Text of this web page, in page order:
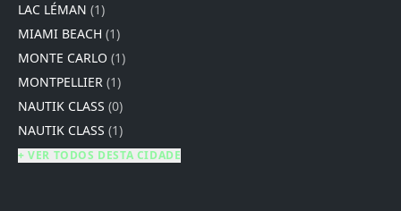
LAC LÉMAN (1)
MIAMI BEACH (1)
MONTE CARLO (1)
MONTPELLIER (1)
NAUTIK CLASS (0)
NAUTIK CLASS (1)
+ VER TODOS DESTA CIDADE